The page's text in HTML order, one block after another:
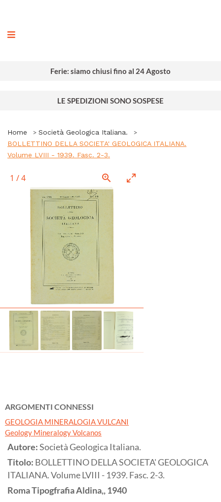
Ferie: siamo chiusi fino al 24 Agosto
LE SPEDIZIONI SONO SOSPESE
Home
Società Geologica Italiana.
BOLLETTINO DELLA SOCIETA' GEOLOGICA ITALIANA.
Volume LVIII - 1939. Fasc. 2-3.
1 /4
ARGOMENTI CONNESSI
GEOLOGIA MINERALOGIA VULCANI
Geology Mineralogy Volcanos
Autore:Società Geologica Italiana.
Titolo: BOLLETTINO DELLA SOCIETA' GEOLOGICA
ITALIANA. Volume LVIII - 1939. Fasc. 2-3.
RomaTipogfrafia Aldina,,1940